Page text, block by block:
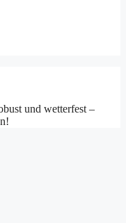
und wetterfest –